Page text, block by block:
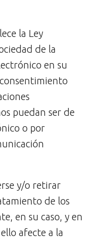
la Ley
de la
en su
puedan ser de
o por
y/o retirar
de los
en su caso, y en
afecte a la